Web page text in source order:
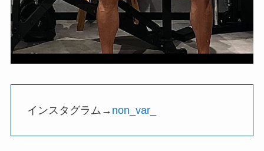
インスタグラム→ non_var_